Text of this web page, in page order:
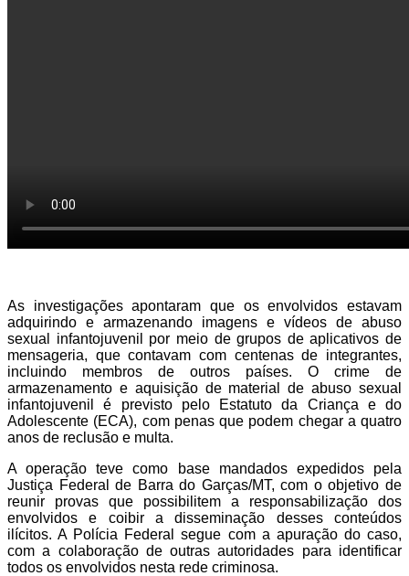
As investigações apontaram que os envolvidos estavam
adquirindo e armazenando imagens e vídeos de abuso
sexual infantojuvenil por meio de grupos de aplicativos de
mensageria, que contavam com centenas de integrantes,
incluindo membros de outros países. O crime de
armazenamento e aquisição de material de abuso sexual
infantojuvenil é previsto pelo Estatuto da Criança e do
Adolescente (ECA), com penas que podem chegar a quatro
anos de reclusão e multa.
A operação teve como base mandados expedidos pela
Justiça Federal de Barra do Garças/MT, com o objetivo de
reunir provas que possibilitem a responsabilização dos
envolvidos e coibir a disseminação desses conteúdos
ilícitos. A Polícia Federal segue com a apuração do caso,
com a colaboração de outras autoridades para identificar
todos os envolvidos nesta rede criminosa.